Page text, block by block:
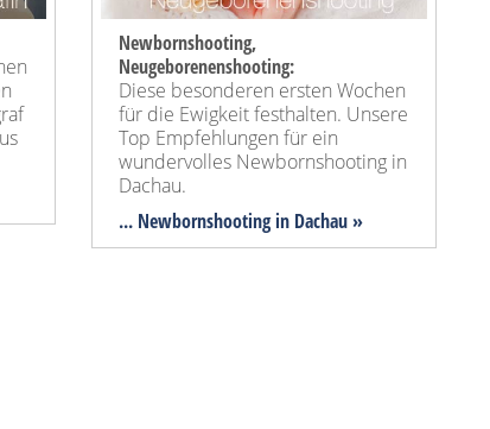
Newbornshooting,
Neugeborenenshooting:
Diese besonderen ersten Wochen
für die Ewigkeit festhalten. Unsere
Top Empfehlungen für ein
wundervolles Newbornshooting in
Dachau.
... Newbornshooting in Dachau »